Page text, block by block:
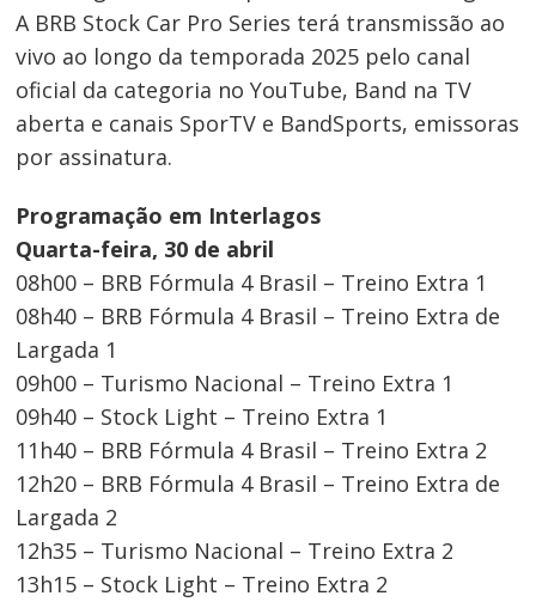
A BRB Stock Car Pro Series terá transmissão ao
vivo ao longo da temporada 2025 pelo canal
oficial da categoria no YouTube, Band na TV
aberta e canais SporTV e BandSports, emissoras
por assinatura.
Programação em Interlagos
Quarta-feira, 30 de abril
08h00 – BRB Fórmula 4 Brasil – Treino Extra 1
08h40 – BRB Fórmula 4 Brasil – Treino Extra de
Largada 1
09h00 – Turismo Nacional – Treino Extra 1
09h40 – Stock Light – Treino Extra 1
11h40 – BRB Fórmula 4 Brasil – Treino Extra 2
12h20 – BRB Fórmula 4 Brasil – Treino Extra de
Largada 2
12h35 – Turismo Nacional – Treino Extra 2
13h15 – Stock Light – Treino Extra 2